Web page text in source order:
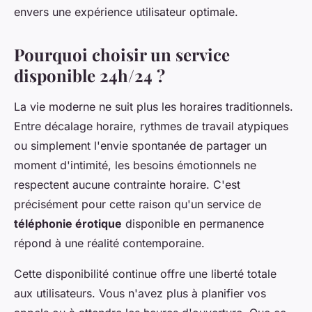
envers une expérience utilisateur optimale.
Pourquoi choisir un service
disponible 24h/24 ?
La vie moderne ne suit plus les horaires traditionnels.
Entre décalage horaire, rythmes de travail atypiques
ou simplement l'envie spontanée de partager un
moment d'intimité, les besoins émotionnels ne
respectent aucune contrainte horaire. C'est
précisément pour cette raison qu'un service de
téléphonie érotique disponible en permanence
répond à une réalité contemporaine.
Cette disponibilité continue offre une liberté totale
aux utilisateurs. Vous n'avez plus à planifier vos